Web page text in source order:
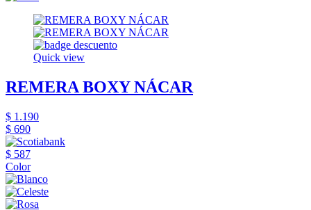
Quick view
REMERA BOXY NÁCAR
$ 1.190
$ 690
$ 587
Color